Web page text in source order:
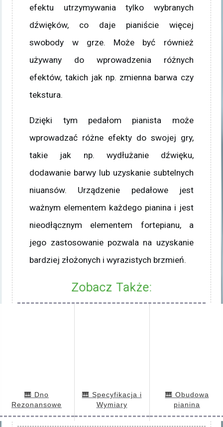
efektu utrzymywania tylko wybranych
dźwięków, co daje pianiście więcej
swobody w grze. Może być również
używany do wprowadzenia różnych
efektów, takich jak np. zmienna barwa czy
tekstura.
Dzięki tym pedałom pianista może
wprowadzać różne efekty do swojej gry,
takie jak np. wydłużanie dźwięku,
dodawanie barwy lub uzyskanie subtelnych
niuansów. Urządzenie pedałowe jest
ważnym elementem każdego pianina i jest
nieodłącznym elementem fortepianu, a
jego zastosowanie pozwala na uzyskanie
bardziej złożonych i wyrazistych brzmień.
Zobacz Także:
🎹 Dno
Rezonansowe
🎹 Specyfikacja i
Wymiary
🎹 Obudowa
pianina